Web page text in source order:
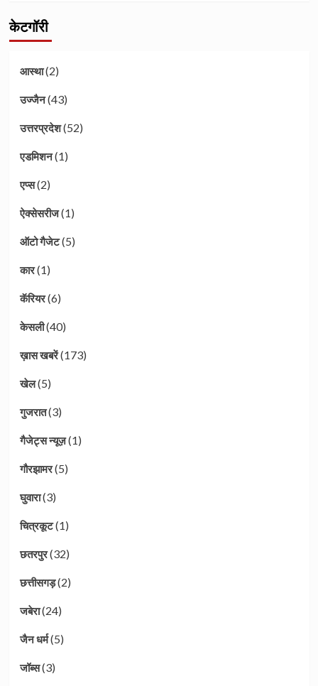
केटगॉरी
आस्था(2)
उज्जैन(43)
उत्तरप्रदेश(52)
एडमिशन(1)
एप्स(2)
ऐक्सेसरीज(1)
ऑटो गैजेट(5)
कार(1)
कॅरियर(6)
केसली(40)
ख़ास खबरें(173)
खेल(5)
गुजरात(3)
गैजेट्स न्यूज़(1)
गौरझामर(5)
घुवारा(3)
चित्रकूट(1)
छतरपुर(32)
छत्तीसगड़(2)
जबेरा(24)
जैन धर्म(5)
जॉब्स(3)